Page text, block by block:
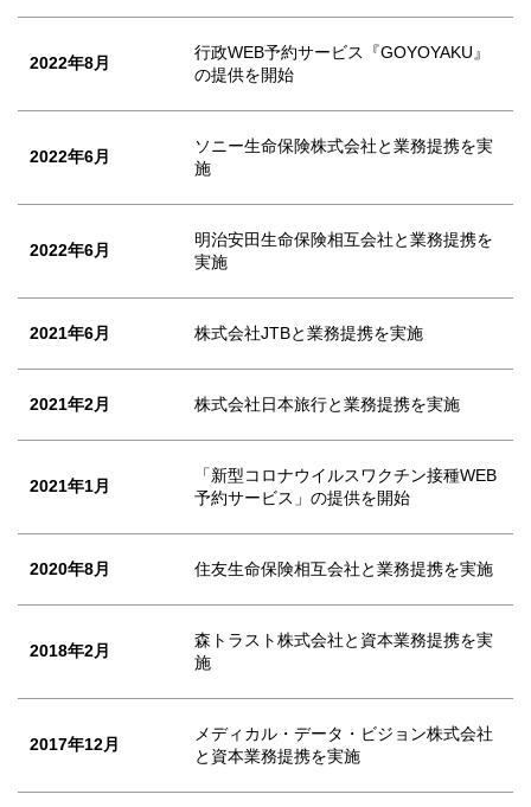
2022年8月
行政WEB予約サービス『GOYOYAKU』
の提供を開始
2022年6月
ソニー生命保険株式会社と業務提携を実
施
2022年6月
明治安田生命保険相互会社と業務提携を
実施
2021年6月 株式会社JTBと業務提携を実施
2021年2月 株式会社日本旅行と業務提携を実施
2021年1月
「新型コロナウイルスワクチン接種WEB
予約サービス」の提供を開始
2020年8月 住友生命保険相互会社と業務提携を実施
2018年2月
森トラスト株式会社と資本業務提携を実
施
2017年12月
メディカル・データ・ビジョン株式会社
と資本業務提携を実施